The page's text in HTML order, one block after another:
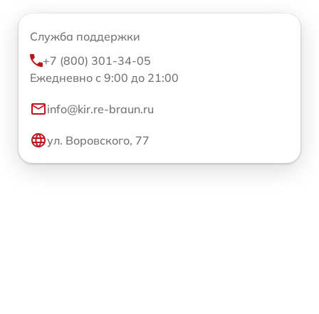
Служба поддержки
+7 (800) 301-34-05
Ежедневно с 9:00 до 21:00
info@kir.re-braun.ru
ул. Воровского, 77